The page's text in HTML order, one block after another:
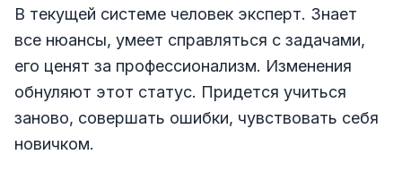
В текущей системе человек эксперт. Знает
все нюансы, умеет справляться с задачами,
его ценят за профессионализм. Изменения
обнуляют этот статус. Придется учиться
заново, совершать ошибки, чувствовать себя
новичком.